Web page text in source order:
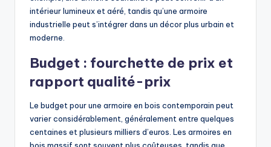
intérieur lumineux et aéré, tandis qu’une armoire
industrielle peut s’intégrer dans un décor plus urbain et
moderne.
Budget : fourchette de prix et
rapport qualité-prix
Le budget pour une armoire en bois contemporain peut
varier considérablement, généralement entre quelques
centaines et plusieurs milliers d’euros. Les armoires en
bois massif sont souvent plus coûteuses, tandis que